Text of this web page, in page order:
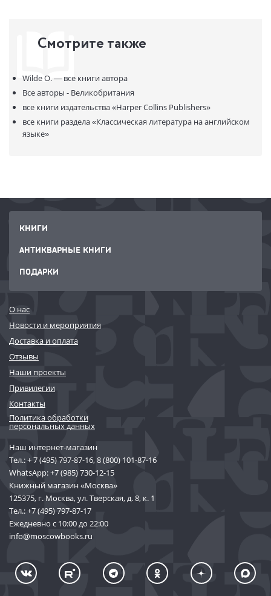
Смотрите также
Wilde O. — все книги автора
Все авторы - Великобритания
все книги издательства«Harper Collins Publishers»
все книги раздела«Классическая литература на английском
языке»
КНИГИ
АНТИКВАРНЫЕ КНИГИ
ПОДАРКИ
О нас
Новости и мероприятия
Доставка и оплата
Отзывы
Наши проекты
Привилегии
Контакты
Политика обработки
персональных данных
Наш интернет-магазин
Тел.:+ 7 (495) 797-87-16,8 (800) 101-87-16
WhatsApp:+7 (985) 730-12-15
Книжный магазин «Москва»
125375, г. Москва, ул. Тверская, д. 8, к. 1
Тел.:+7 (495) 797-87-17
Ежедневно с 10:00 до 22:00
info@moscowbooks.ru